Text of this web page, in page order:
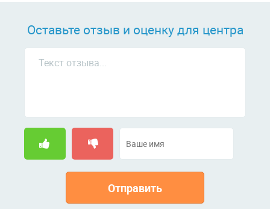
Оставьте отзыв и оценку для центра
Отправить